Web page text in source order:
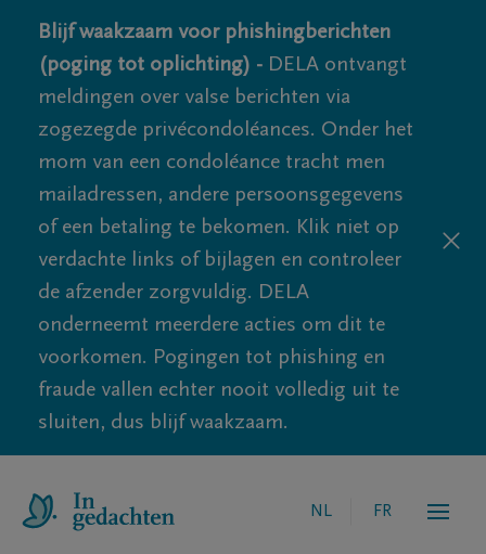
Blijf waakzaam voor phishingberichten
(poging tot oplichting) - DELA ontvangt
meldingen over valse berichten via
zogezegde privécondoléances. Onder het
mom van een condoléance tracht men
mailadressen, andere persoonsgegevens
of een betaling te bekomen. Klik niet op
verdachte links of bijlagen en controleer
de afzender zorgvuldig. DELA
onderneemt meerdere acties om dit te
voorkomen. Pogingen tot phishing en
fraude vallen echter nooit volledig uit te
sluiten, dus blijf waakzaam.
NL FR